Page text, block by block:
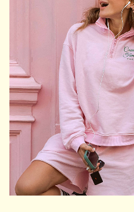
Бестселлеры
Одежда
Обувь
Аксессуары
Украшения